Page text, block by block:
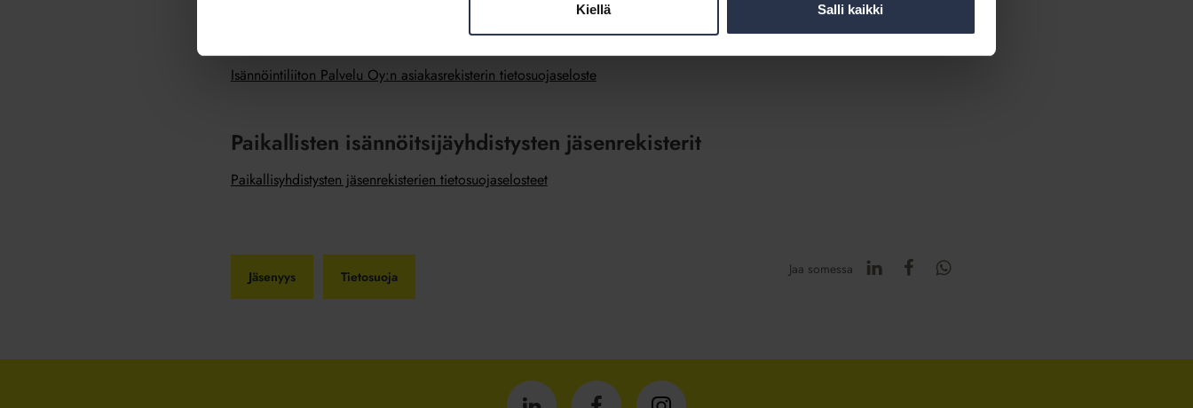
Kiellä Salli kaikki
Tässä selosteessa kerromme, kuinka käsittelemme henkilötietoja Isännöintiliiton Palvelu Oy:n asiakasrekisterissä. Keräämme
asiakasyritysten yhteyshenkilöiden tietoja asiakkaan hankkiman palvelun järjestämiseksi.
Isännöintiliiton Palvelu Oy:n asiakasrekisterin tietosuojaseloste
Paikallisten isännöitsijäyhdistysten jäsenrekisterit
Paikallisyhdistysten jäsenrekisterien tietosuojaselosteet
Jäsenyys Tietosuoja Jaa somessa